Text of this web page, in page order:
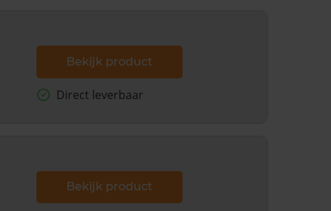
Bekijk product
Direct leverbaar
Bekijk product